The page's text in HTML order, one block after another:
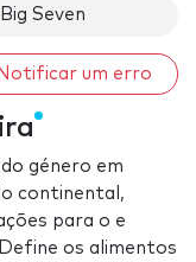
Seven
Notificar um erro
género em
continental,
para o e
os alimentos